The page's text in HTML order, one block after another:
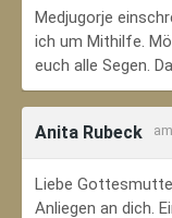
Medjugorje
ich um Mithilfe.
euch alle Segen.
Anita Rubeck
Liebe
Anliegen an dich.